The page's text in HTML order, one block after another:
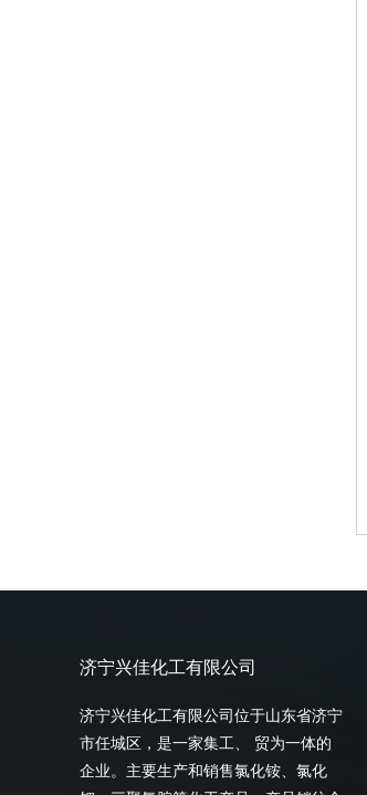
济宁兴佳化工有限公司
济宁兴佳化工有限公司位于山东省济宁
市任城区，是一家集工、 贸为一体的
企业。主要生产和销售氯化铵、氯化